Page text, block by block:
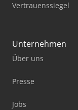
Vertrauenssiegel
Unternehmen
Über uns
Presse
Jobs